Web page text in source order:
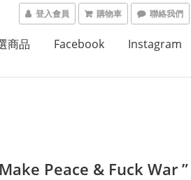
登入會員 購物車 聯絡我們
商品 Facebook Instagram
Peace & Fuck War